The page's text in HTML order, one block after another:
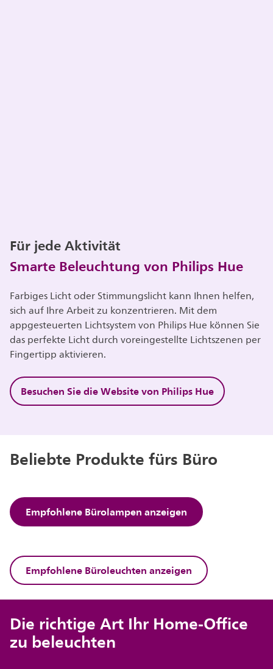
Für jede Aktivität
Smarte Beleuchtung von Philips Hue
Farbiges Licht oder Stimmungslicht kann Ihnen helfen,
sich auf Ihre Arbeit zu konzentrieren. Mit dem
appgesteuerten Lichtsystem von Philips Hue können Sie
das perfekte Licht durch voreingestellte Lichtszenen per
Fingertipp aktivieren.
Besuchen Sie die Website von Philips Hue
Beliebte Produkte fürs Büro
Empfohlene Bürolampen anzeigen
Empfohlene Büroleuchten anzeigen
Die richtige Art Ihr Home-Office
zu beleuchten